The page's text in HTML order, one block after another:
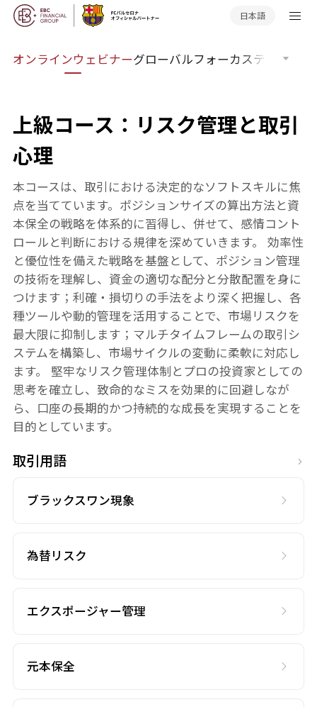
日本語
オンラインウェビナーグローバルフォーカステクニカル
上級コース：リスク管理と取引
心理
本コースは、取引における決定的なソフトスキルに焦
点を当てています。ポジションサイズの算出方法と資
本保全の戦略を体系的に習得し、併せて、感情コント
ロールと判断における規律を深めていきます。 効率性
と優位性を備えた戦略を基盤として、ポジション管理
の技術を理解し、資金の適切な配分と分散配置を身に
つけます；利確・損切りの手法をより深く把握し、各
種ツールや動的管理を活用することで、市場リスクを
最大限に抑制します；マルチタイムフレームの取引シ
ステムを構築し、市場サイクルの変動に柔軟に対応し
ます。 堅牢なリスク管理体制とプロの投資家としての
思考を確立し、致命的なミスを効果的に回避しなが
ら、口座の長期的かつ持続的な成長を実現することを
目的としています。
取引用語
ブラックスワン現象
為替リスク
エクスポージャー管理
元本保全